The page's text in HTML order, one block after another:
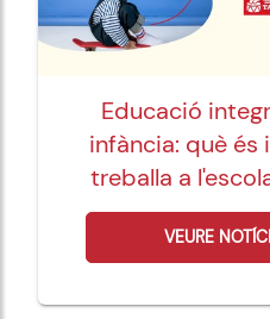
Educació
infància: què és
treballa a
VEURE